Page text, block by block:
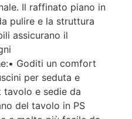
Il raffinato piano in
pulire e la struttura
assicurano il
Goditi un comfort
per seduta e
tavolo e sedie da
del tavolo in PS